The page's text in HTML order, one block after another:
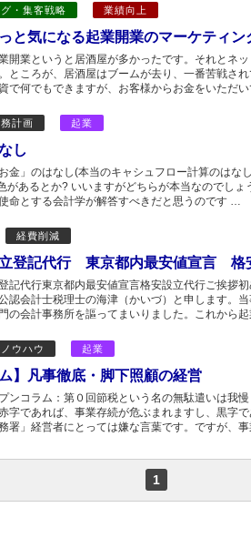
・集客戦略 業績向上
っと気になる起業開業のマーケティ
開業というと居酒屋が多かったです。それとネ
ところが、居酒屋はブームが去り、一番苦戦さ
で何でもできますが、お客様からお金をいただ
計画 起業
し
お金」のはなし(本当のキャシュフロー計算のは
があるとか? いいますがどちらが本当なのでし
命とする会計学が解答すべきだと思うのです …
経費削減
登記代行 東京都内最安値宣言 格
記代行東京都内最安値宣言格安設立代行ご挨拶
認会計士税理士の海津（かいづ）と申します。
の会計事務所を謳ってまいりました。これから
ウハウ 起業
ム】凡事徹底・脚下照顧の経営
ンコラム：第０回節税という名の無駄遣いは我
字であれば、事業存続が危ぶまれますし、黒字
署」経営者にとっては嫌な言葉です。ですが、
1